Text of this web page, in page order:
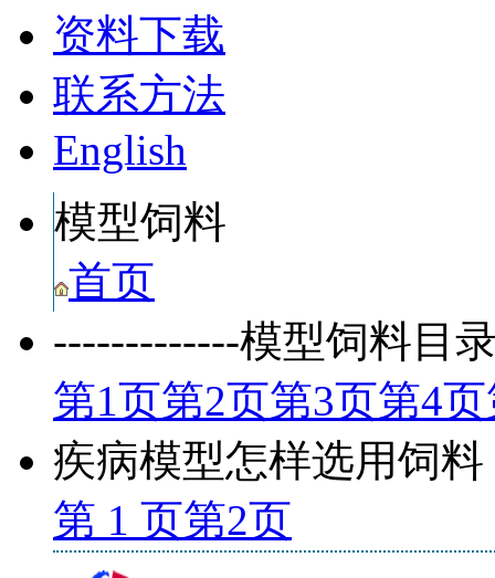
资料下载
联系方法
English
模型饲料
首页
-------------模型饲料目
第1页第2页第3页第4页
疾病模型怎样选用饲料
第 1 页第2页